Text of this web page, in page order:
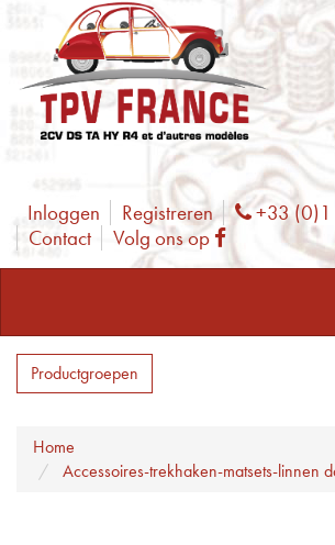
Inloggen Registreren Phone
+33
Contact
Volg ons op Facebook
Productgroepen
Home
Accessoires-trekhaken-matsets-linnen